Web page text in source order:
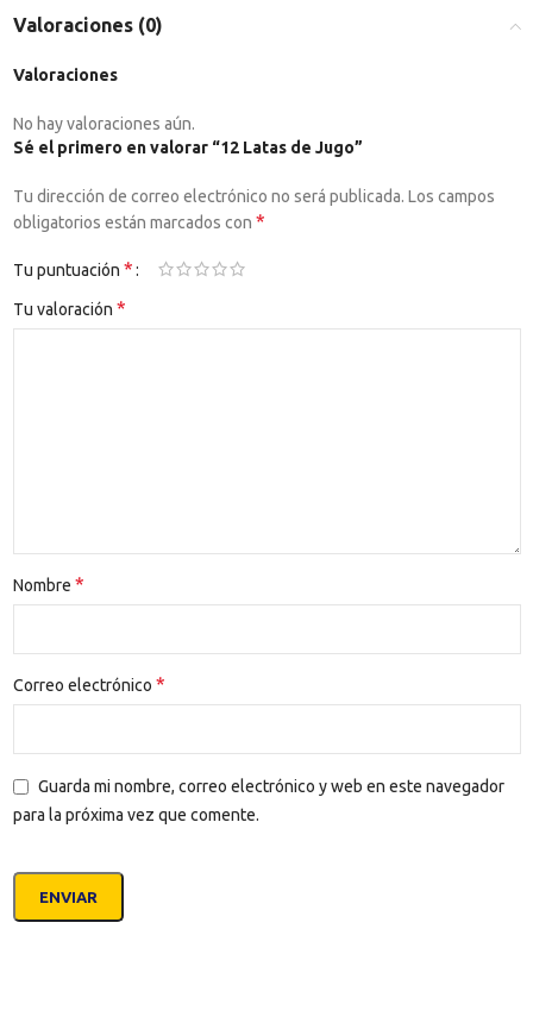
Valoraciones (0)
Valoraciones
No hay valoraciones aún.
Sé el primero en valorar “12 Latas de Jugo”
Tu dirección de correo electrónico no será publicada. Los campos
obligatorios están marcados con *
Tu puntuación *
Tu valoración *
Nombre *
Correo electrónico *
Guarda mi nombre, correo electrónico y web en este navegador
para la próxima vez que comente.